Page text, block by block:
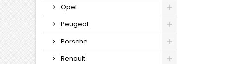
Opel
Peugeot
Porsche
Renault